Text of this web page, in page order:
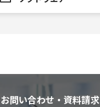
問い合わせ・資料請求